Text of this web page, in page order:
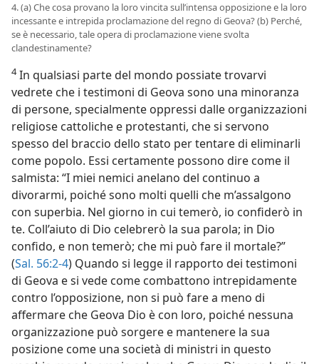
4. (a) Che cosa provano la loro vincita sull’intensa opposizione e la loro
incessante e intrepida proclamazione del regno di Geova? (b) Perché,
se è necessario, tale opera di proclamazione viene svolta
clandestinamente?
4In qualsiasi parte del mondo possiate trovarvi
vedrete che i testimoni di Geova sono una minoranza
di persone, specialmente oppressi dalle organizzazioni
religiose cattoliche e protestanti, che si servono
spesso del braccio dello stato per tentare di eliminarli
come popolo. Essi certamente possono dire come il
salmista: “I miei nemici anelano del continuo a
divorarmi, poiché sono molti quelli che m’assalgono
con superbia. Nel giorno in cui temerò, io confiderò in
te. Coll’aiuto di Dio celebrerò la sua parola; in Dio
confido, e non temerò; che mi può fare il mortale?”
(Sal. 56:2-4) Quando si legge il rapporto dei testimoni
di Geova e si vede come combattono intrepidamente
contro l’opposizione, non si può fare a meno di
affermare che Geova Dio è con loro, poiché nessuna
organizzazione può sorgere e mantenere la sua
posizione come una società di ministri in questo